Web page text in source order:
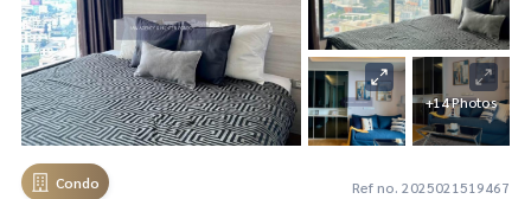
+14 Photos
Condo Ref no. 2025021519467